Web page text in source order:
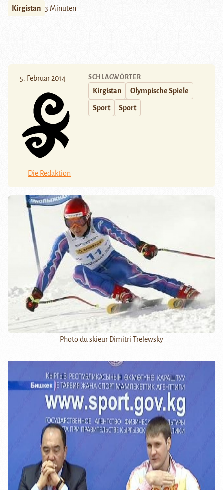
Kirgistan 3 Minuten
5. Februar 2014
Die Redaktion
SCHLAGWÖRTER
Kirgistan Olympische Spiele
Sport Sport
Photo du skieur Dimitri Trelewsky